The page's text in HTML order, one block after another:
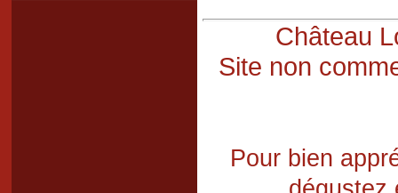
Château
Site non
Pour bien